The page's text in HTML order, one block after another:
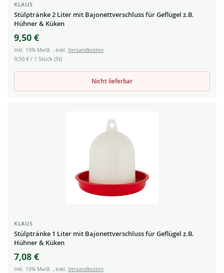
KLAUS
Stülptränke 2 Liter mit Bajonettverschluss für Geflügel z.B.
Hühner & Küken
9,50 €
Inkl. 19% MwSt. , exkl. Versandkosten
9,50 € / 1 Stück (St)
Nicht lieferbar
KLAUS
Stülptränke 1 Liter mit Bajonettverschluss für Geflügel z.B.
Hühner & Küken
7,08 €
Inkl. 19% MwSt. , exkl. Versandkosten